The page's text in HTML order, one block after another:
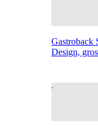
Gastroback
Design,